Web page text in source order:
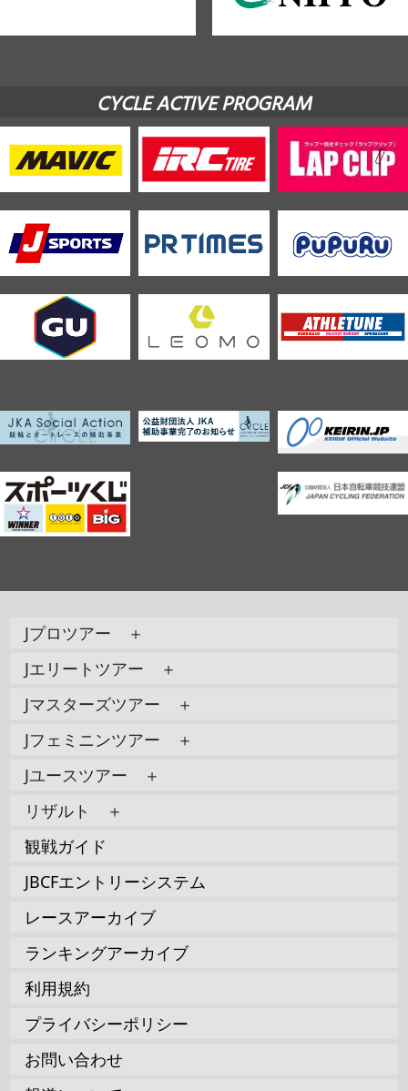
CYCLE ACTIVE PROGRAM
Jプロツアー ＋
Jエリートツアー ＋
Jマスターズツアー ＋
Jフェミニンツアー ＋
Jユースツアー ＋
リザルト ＋
観戦ガイド
JBCFエントリーシステム
レースアーカイブ
ランキングアーカイブ
利用規約
プライバシーポリシー
お問い合わせ